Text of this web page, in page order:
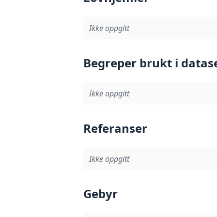
Ikke oppgitt
Begreper brukt i
Ikke oppgitt
Referanser
Ikke oppgitt
Gebyr